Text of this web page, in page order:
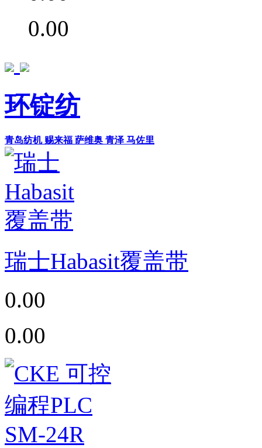
0.00
环锭纺
青岛纺机 赐来福 萨维奥 青泽 马佐里
瑞士Habasit覆盖带
0.00
0.00